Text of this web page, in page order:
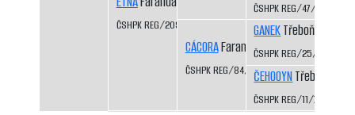
ČSHPK REG/209/87
CÁCORAFaranda CS
ČSHPK REG/84/84
ČSHPK REG/47/83
GANEKTřeboň-
ČSHPK REG/25/82
ČEHOOYNTřeboň-
ČSHPK REG/11/79